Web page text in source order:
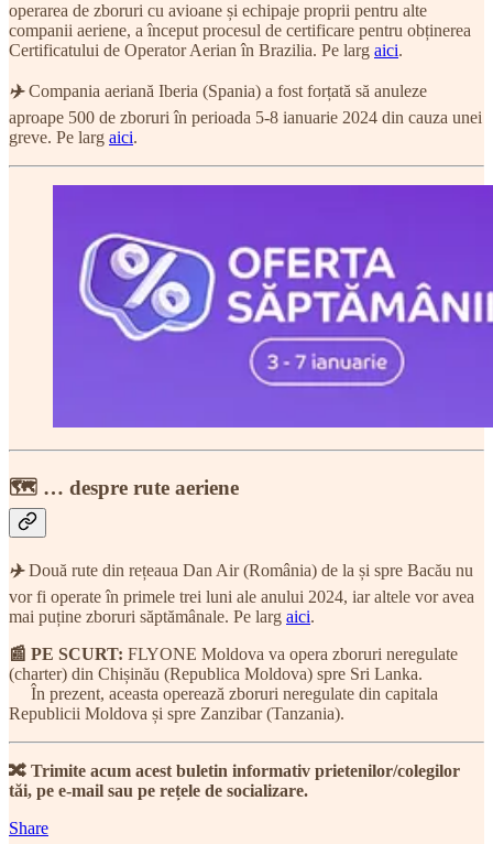
operarea de zboruri cu avioane și echipaje proprii pentru alte
companii aeriene, a început procesul de certificare pentru obținerea
Certificatului de Operator Aerian în Brazilia. Pe larg aici.
✈️Compania aeriană Iberia (Spania) a fost forțată să anuleze
aproape 500 de zboruri în perioada 5-8 ianuarie 2024 din cauza unei
greve. Pe larg aici.
🗺 … despre rute aeriene
✈️Două rute din rețeaua Dan Air (România) de la și spre Bacău nu
vor fi operate în primele trei luni ale anului 2024, iar altele vor avea
mai puține zboruri săptămânale. Pe larg aici.
📰 PE SCURT: FLYONE Moldova va opera zboruri neregulate
(charter) din Chișinău (Republica Moldova) spre Sri Lanka.
În prezent, aceasta operează zboruri neregulate din capitala
Republicii Moldova și spre Zanzibar (Tanzania).
🔀 Trimite acum acest buletin informativ prietenilor/colegilor
tăi, pe e-mail sau pe rețele de socializare.
Share